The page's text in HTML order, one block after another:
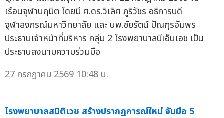
เรือนจุฬานฤมิต โดยมี ศ.ดร.วิเลิศ ภูริวัชร อธิการบดี
จุฬาลงกรณ์มหาวิทยาลัย และ นพ.ชัยรัตน์ ปัณฑุรอัมพร
ประธานเจ้าหน้าที่บริหาร กลุ่ม 2 โรงพยาบาลบีเอ็นเอช เป็น
ประธานลงนามความร่วมมือ
27 กรกฎาคม 2569 10:48 น.
โรงพยาบาลสมิติเวช สร้างปรากฏการณ์ใหม่ จับมือ 5